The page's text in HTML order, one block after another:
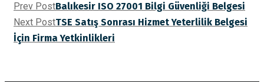
Prev PostBalıkesir ISO 27001 Bilgi Güvenliği Belgesi
Next PostTSE Satış Sonrası Hizmet Yeterlilik Belgesi
İçin Firma Yetkinlikleri